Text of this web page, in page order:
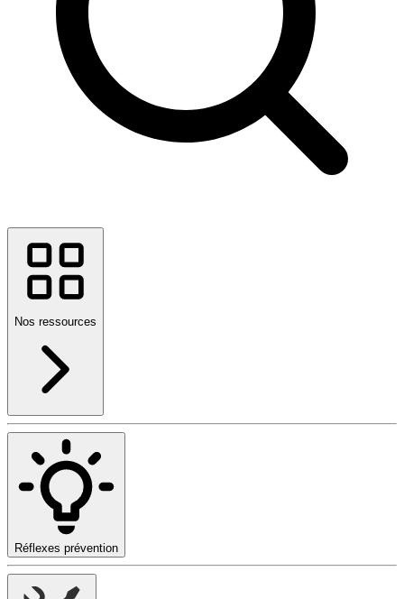
Nos ressources
Réflexes prévention